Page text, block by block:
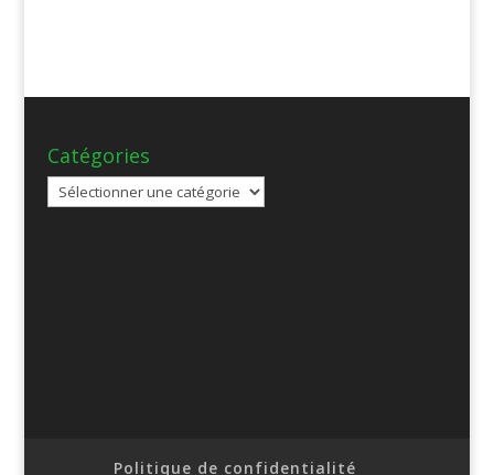
Catégories
Catégories
Politique de confidentialité